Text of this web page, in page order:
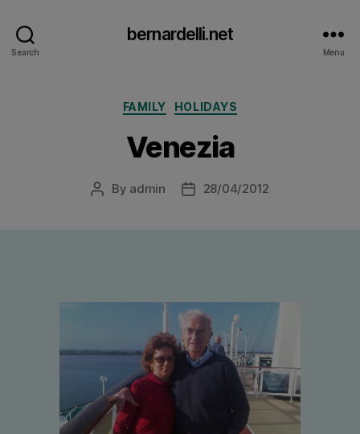
Search
bernardelli.net
Menu
Categories
FAMILY HOLIDAYS
Venezia
Post
By admin
Post28/04/2012